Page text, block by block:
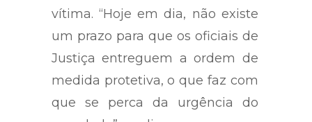
vítima. “Hoje em dia, não existe
um prazo para que os oficiais de
Justiça entreguem a ordem de
medida protetiva, o que faz com
que se perca da urgência do